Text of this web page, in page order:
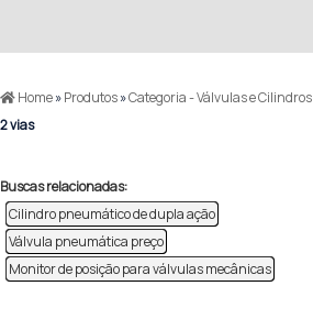
Home»Produtos»Categoria - Válvulas e Cilindros
2 vias
Buscas relacionadas:
Cilindro pneumático de dupla ação
Válvula pneumática preço
Monitor de posição para válvulas mecânicas